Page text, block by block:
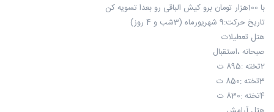
با 100هزار تومان برو کیش الباقی رو بعدا تسویه کن
تاریخ حرکت:9 شهریورماه (3شب و 4 روز)
هتل تعطیلات
صبحانه ،استقبال
2تخته :895 ت
3تخته :850 ت
4تخته :830 ت